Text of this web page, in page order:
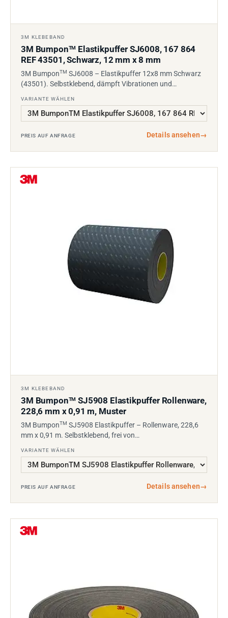
3M KLEBEBAND
3M BumponTM Elastikpuffer SJ6008, 167 864
REF 43501, Schwarz, 12 mm x 8 mm
3M BumponTM SJ6008 – Elastikpuffer 12x8 mm Schwarz
(43501). Selbstklebend, dämpft Vibrationen und…
VARIANTE WÄHLEN
PREIS AUF ANFRAGE Details ansehen→
3M KLEBEBAND
3M BumponTM SJ5908 Elastikpuffer Rollenware,
228,6 mm x 0,91 m, Muster
3M BumponTM SJ5908 Elastikpuffer – Rollenware, 228,6
mm x 0,91 m. Selbstklebend, frei von…
VARIANTE WÄHLEN
PREIS AUF ANFRAGE Details ansehen→